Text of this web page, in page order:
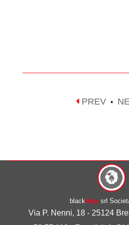
PREV •
blackshipsrl
Via P. Nenni, 18 - 25124